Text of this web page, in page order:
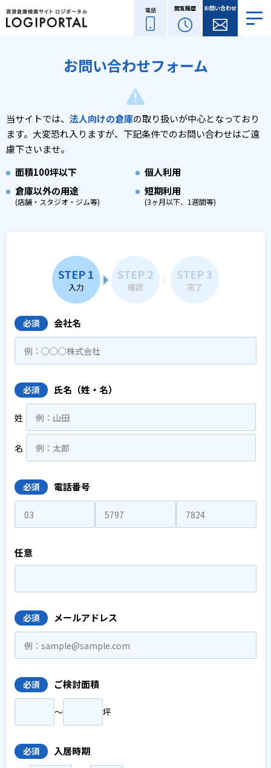
電話 閲覧履歴 お問い合わせ
お問い合わせフォーム
当サイトでは、 法人向けの倉庫の取り扱いが中心となっており
ます。 大変恐れ入りますが、下記条件でのお問い合わせはご遠
慮下さいませ。
面積100坪以下
個人利用
倉庫以外の用途
(店舗・スタジオ・ジム等)
短期利用
(3ヶ月以下、1週間等)
STEP 1
入力
STEP 2
確認
STEP 3
完了
必須 会社名
必須 氏名（姓・名）
姓
名
必須 電話番号
任意
必須 メールアドレス
必須 ご検討面積
〜 坪
必須
入居時期